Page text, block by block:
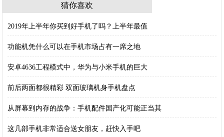
猜你喜欢
2019年上半年你买到好手机了吗？上半年最值
功能机凭什么可以在手机市场占有一席之地
安卓4636工程模式中，华为与小米手机的巨大
前后两面都很精彩 双面玻璃机身手机盘点
从屏幕到内存的战争：手机配件国产化可能正当其
这几部手机非常适合送女朋友，赶快入手吧